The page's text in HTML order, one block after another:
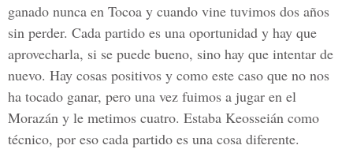
ganado nunca en Tocoa y cuando vine tuvimos dos años
sin perder. Cada partido es una oportunidad y hay que
aprovecharla, si se puede bueno, sino hay que intentar de
nuevo. Hay cosas positivos y como este caso que no nos
ha tocado ganar, pero una vez fuimos a jugar en el
Morazán y le metimos cuatro. Estaba Keosseián como
técnico, por eso cada partido es una cosa diferente.